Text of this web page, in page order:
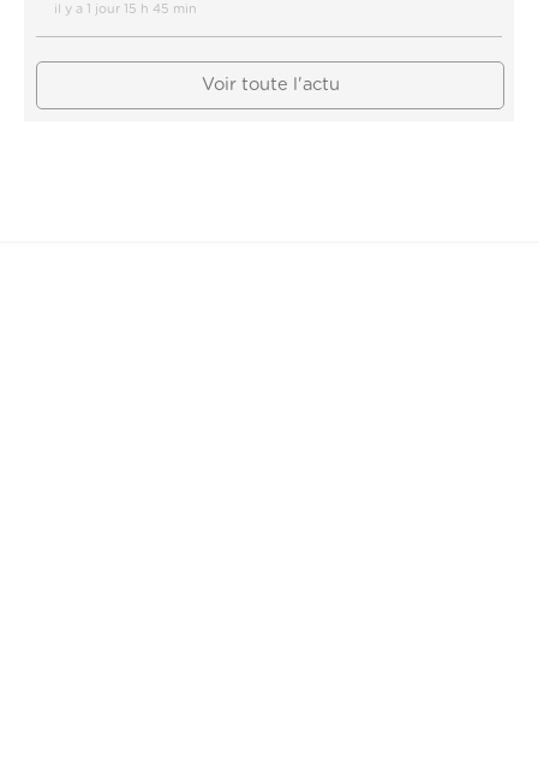
il y a 1 jour 15 h 45 min
Voir toute l'actu